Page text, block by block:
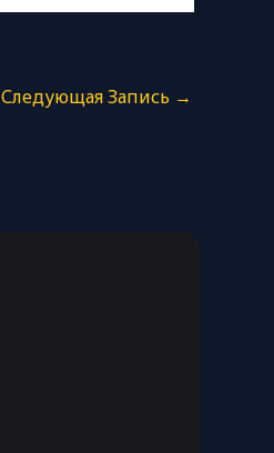
Следующая Запись →